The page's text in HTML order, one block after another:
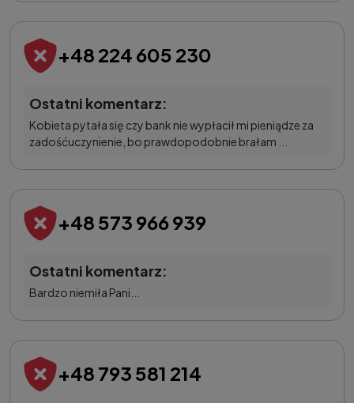
+48 224 605 230
Ostatni komentarz:
Kobieta pytała się czy bank nie wypłacił mi pieniądze za
zadośćuczynienie, bo prawdopodobnie brałam ...
+48 573 966 939
Ostatni komentarz:
Bardzo niemiła Pani...
+48 793 581 214